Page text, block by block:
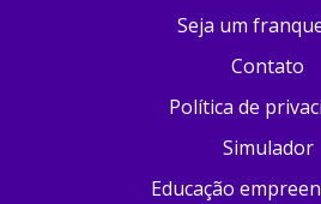
Seja um
Contato
Política de
Simulador
Educação